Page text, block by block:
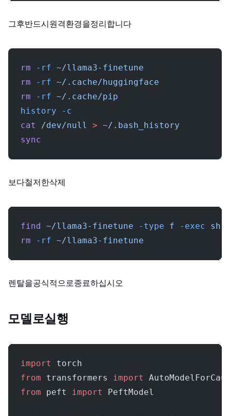
그 후, 반드시 원격 환경을 정리합니다.
rm -rf ~/llama3-finetune
rm -rf ~/.cache/huggingface
rm -rf ~/.cache/pip
history -c
cat
/dev/null > ~/.bash_history
sync
보다 철저한 삭제:
find ~/llama3-finetune -type f -exec
rm -rf ~/llama3-finetune
렌탈을 공식적으로 종료하십시오.
Fine-Tuned 모델로 Inference 실행
import
torch
from transformers import
from peft import PeftModel